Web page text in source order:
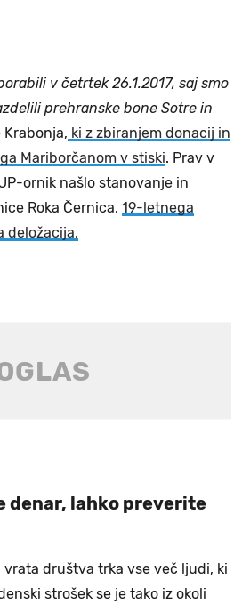
v četrtek 26.1.2017, saj smo
prehranske bone Sotre in
ki z zbiranjem donacij in
Mariborčanom v stiski. Prav v
ornik našlo stanovanje in
Roka Černica, 19-letnega
deložacija.
denar, lahko preverite
vrata društva trka vse več ljudi, ki
strošek se je tako iz okoli